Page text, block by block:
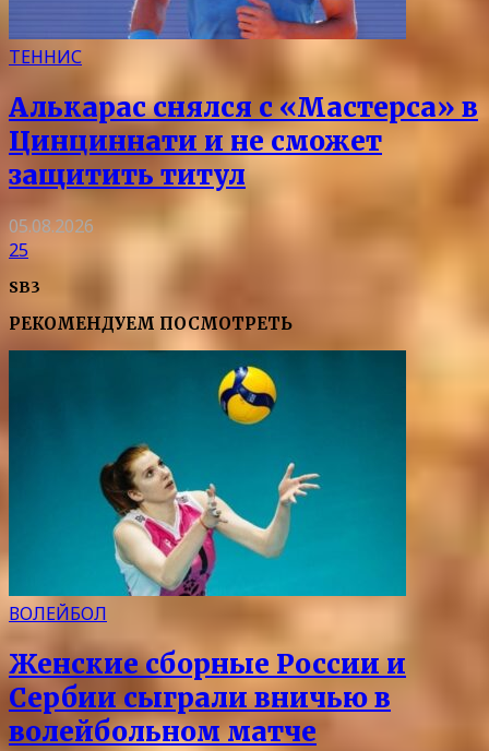
ТЕННИС
Алькарас снялся с «Мастерса» в
Цинциннати и не сможет
защитить титул
05.08.2026
25
SB3
РЕКОМЕНДУЕМ ПОСМОТРЕТЬ
ВОЛЕЙБОЛ
Женские сборные России и
Сербии сыграли вничью в
волейбольном матче